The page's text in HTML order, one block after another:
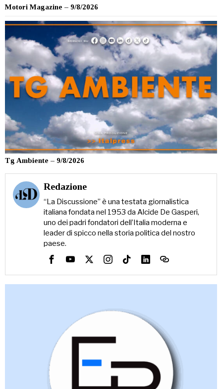
Motori Magazine – 9/8/2026
Tg Ambiente – 9/8/2026
Redazione
“La Discussione” è una testata giornalistica
italiana fondata nel 1953 da Alcide De Gasperi,
uno dei padri fondatori dell’Italia moderna e
leader di spicco nella storia politica del nostro
paese.